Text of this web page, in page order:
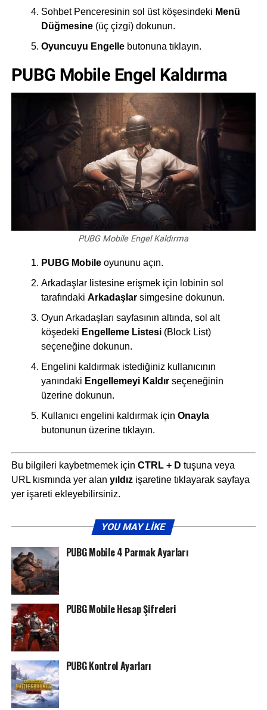
Sohbet Penceresinin sol üst köşesindeki Menü
Düğmesine(üç çizgi) dokunun.
Oyuncuyu Engellebutonuna tıklayın.
PUBG Mobile Engel Kaldırma
PUBG Mobile Engel Kaldırma
PUBG Mobileoyununu açın.
Arkadaşlar listesine erişmek için lobinin sol
tarafındaki Arkadaşlarsimgesine dokunun.
Oyun Arkadaşları sayfasının altında, sol alt
köşedeki Engelleme Listesi(Block List)
seçeneğine dokunun.
Engelini kaldırmak istediğiniz kullanıcının
yanındaki Engellemeyi Kaldırseçeneğinin
üzerine dokunun.
Kullanıcı engelini kaldırmak için Onayla
butonunun üzerine tıklayın.
Bu bilgileri kaybetmemek için CTRL + D tuşuna veya
URL kısmında yer alan yıldızişaretine tıklayarak sayfaya
yer işareti ekleyebilirsiniz.
YOU MAY LIKE
PUBG Mobile 4 Parmak Ayarları
PUBG Mobile Hesap Şifreleri
PUBG Kontrol Ayarları